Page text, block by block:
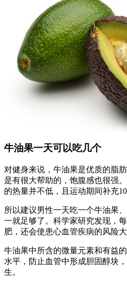
牛油果一天可以吃几个
对健身来说，牛油果是优质的脂
是有很大帮助的，饱腹感也很强
的热量并不低，且运动期间补充
所以建议男性一天吃一个牛油果
一就足够了。科学家研究发现，
肥，还会使患心血管疾病的风险
牛油果中所含的微量元素和有益
水平，防止血管中形成胆固醇块
生。